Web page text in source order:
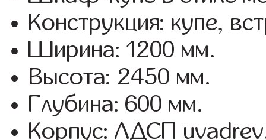
Конструкция: купе,
Ширина: 1200 мм.
Высота: 2450 мм.
Глубина: 600 мм.
Корпус: ЛДСП